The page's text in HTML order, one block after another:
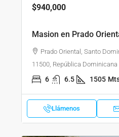
$940,000
Masion en Prado
Prado Oriental, Santo
11500, República Dominicana
6 6.5 1505
Llámenos